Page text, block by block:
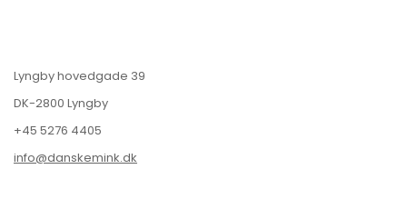
Lyngby hovedgade 39
DK-2800 Lyngby
+45 5276 4405
info@danskemink.dk